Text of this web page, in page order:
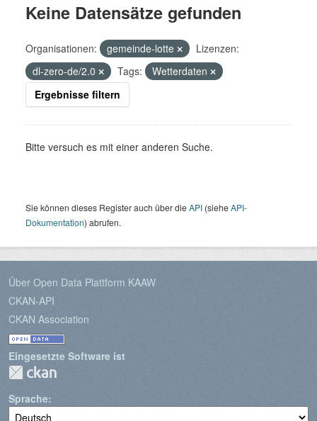
Keine Datensätze gefunden
Organisationen: gemeinde-lotte
Lizenzen:
dl-zero-de/2.0
Tags:
Wetterdaten
Ergebnisse filtern
Bitte versuch es mit einer anderen Suche.
Sie können dieses Register auch über dieAPI (sieheAPI-
Dokumentation) abrufen.
Über Open Data Plattform KAAW
CKAN-API
CKAN Association
Eingesetzte Software ist
Sprache